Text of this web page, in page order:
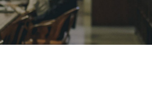
الشئون الأكاديمية
البحث العلمي